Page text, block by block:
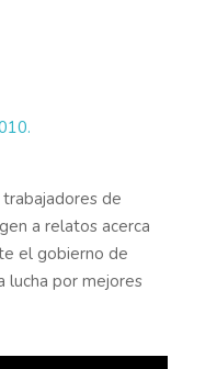
de
a relatos acerca
el gobierno de
lucha por mejores